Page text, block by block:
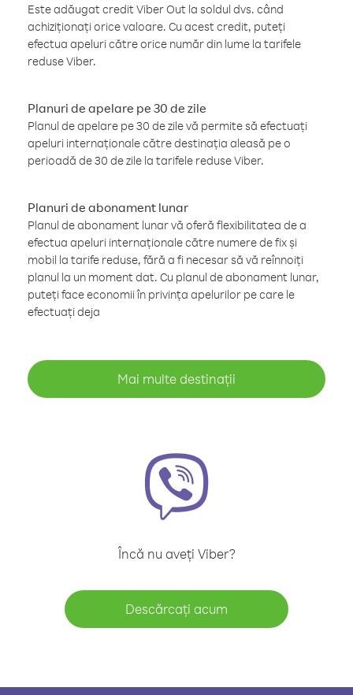
Este adăugat credit Viber Out la soldul dvs. când
achiziționați orice valoare. Cu acest credit, puteți
efectua apeluri către orice număr din lume la tarifele
reduse Viber.
Planuri de apelare pe 30 de zile
Planul de apelare pe 30 de zile vă permite să efectuați
apeluri internaționale către destinația aleasă pe o
perioadă de 30 de zile la tarifele reduse Viber.
Planuri de abonament lunar
Planul de abonament lunar vă oferă flexibilitatea de a
efectua apeluri internaționale către numere de fix și
mobil la tarife reduse, fără a fi necesar să vă reînnoiți
planul la un moment dat. Cu planul de abonament lunar,
puteți face economii în privința apelurilor pe care le
efectuați deja
Mai multe destinații
Încă nu aveți Viber?
Descărcați acum